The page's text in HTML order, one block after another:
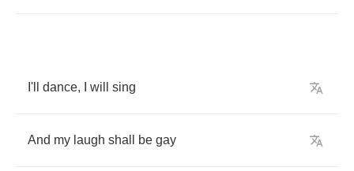
I'll dance, will sing
And my laugh shall be gay